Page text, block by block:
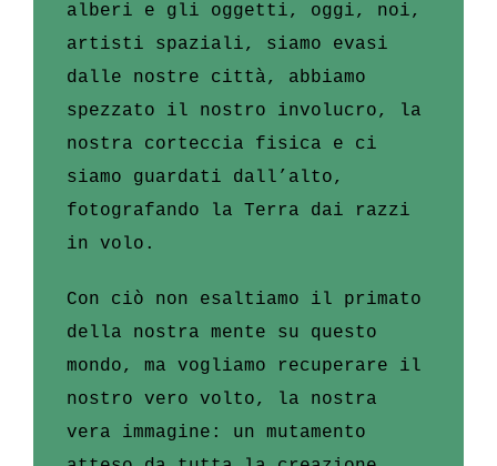
alberi e gli oggetti, oggi, noi,
artisti spaziali, siamo evasi
dalle nostre città, abbiamo
spezzato il nostro involucro, la
nostra corteccia fisica e ci
siamo guardati dall’alto,
fotografando la Terra dai razzi
in volo.
Con ciò non esaltiamo il primato
della nostra mente su questo
mondo, ma vogliamo recuperare il
nostro vero volto, la nostra
vera immagine: un mutamento